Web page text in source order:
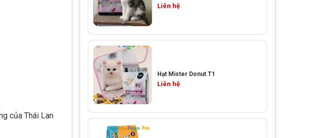
của Thái Lan
Liên hệ
Hạt Mister Donut T1
Liên hệ